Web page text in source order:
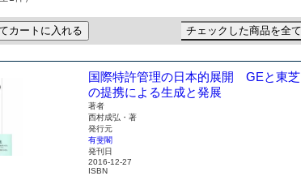
カートに入れる チェックした商品を全
国際特許管理の日本的展開 GEと東芝
の提携による生成と発展
著者
西村成弘・著
発行元
有斐閣
発刊日
2016-12-27
ISBN